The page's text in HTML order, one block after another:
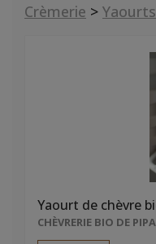
Crèmerie > Yaourts
Yaourt de chèvre
CHÈVRERIE BIO DE